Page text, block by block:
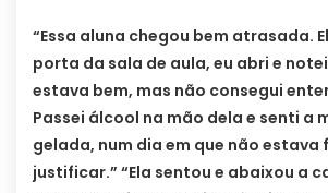
“Essa aluna chegou bem atrasada.
porta da sala de aula, eu abri e
estava bem, mas não consegui
Passei álcool na mão dela e senti a
gelada, num dia em que não estava
justificar.” “Ela sentou e abaixou a